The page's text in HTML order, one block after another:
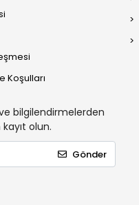
Koşulları
bilgilendirmelerden
olun.
Gönder